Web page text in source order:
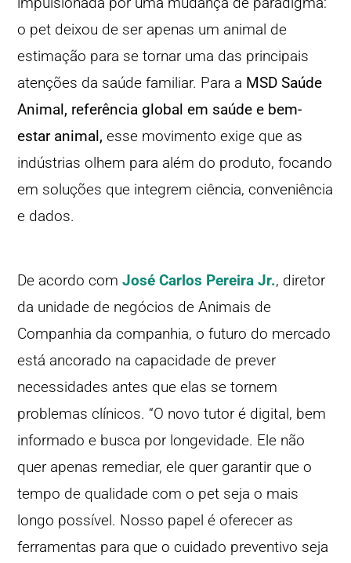
o pet deixou de ser apenas um animal de
estimação para se tornar uma das principais
atenções da saúde familiar. Para a MSD Saúde
Animal, referência global em saúde e bem-
estar animal, esse movimento exige que as
indústrias olhem para além do produto, focando
em soluções que integrem ciência, conveniência
e dados.
De acordo comJosé Carlos Pereira Jr., diretor
da unidade de negócios de Animais de
Companhia da companhia, o futuro do mercado
está ancorado na capacidade de prever
necessidades antes que elas se tornem
problemas clínicos. “O novo tutor é digital, bem
informado e busca por longevidade. Ele não
quer apenas remediar, ele quer garantir que o
tempo de qualidade com o pet seja o mais
longo possível. Nosso papel é oferecer as
ferramentas para que o cuidado preventivo seja